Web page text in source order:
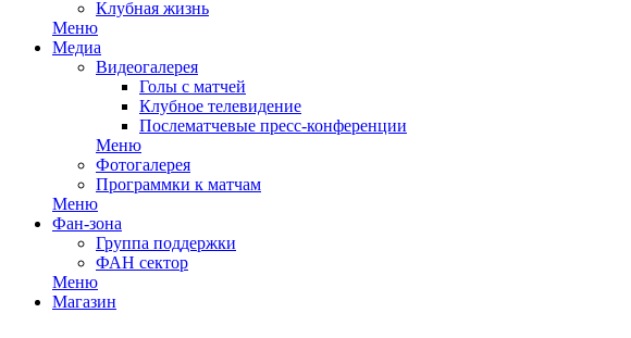
Клубная жизнь
Меню
Медиа
Видеогалерея
Голы с матчей
Клубное телевидение
Послематчевые пресс-конференции
Меню
Фотогалерея
Программки к матчам
Меню
Фан-зона
Группа поддержки
ФАН сектор
Меню
Магазин